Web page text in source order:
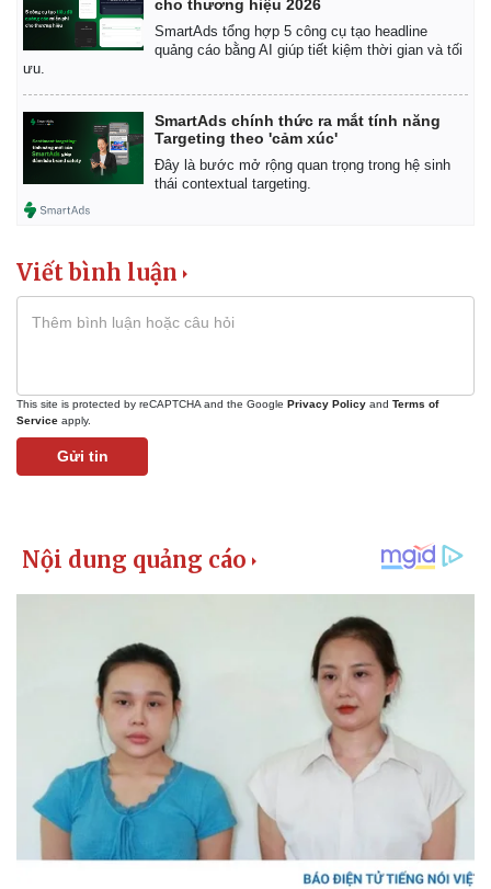
Pháp luật
Vụ án
Tư vấn luật
Quân sự - Quốc phòng
cho thương hiệu 2026
SmartAds tổng hợp 5 công cụ tạo headline
quảng cáo bằng AI giúp tiết kiệm thời gian và tối
ưu.
SmartAds chính thức ra mắt tính năng
Targeting theo 'cảm xúc'
Đây là bước mở rộng quan trọng trong hệ sinh
thái contextual targeting.
Viết bình luận
This site is protected by reCAPTCHA and the Google Privacy Policy and Terms of
Service apply.
Gửi tin